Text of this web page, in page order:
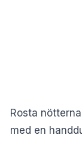
Rosta
med en